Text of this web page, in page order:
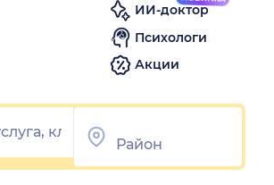
ИИ-доктор
Психологи
Акции